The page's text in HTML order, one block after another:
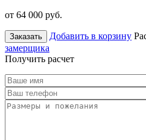
от 64 000 руб.
Заказать Добавить в корзину
замерщика
Получить расчет